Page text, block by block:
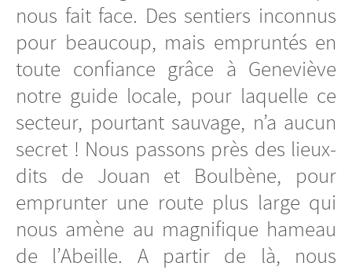
nous fait face. Des sentiers inconnus
pour beaucoup, mais empruntés en
toute confiance grâce à Geneviève
notre guide locale, pour laquelle ce
secteur, pourtant sauvage, n’a aucun
secret ! Nous passons près des lieux-
dits de Jouan et Boulbène, pour
emprunter une route plus large qui
nous amène au magnifique hameau
de l’Abeille. A partir de là, nous